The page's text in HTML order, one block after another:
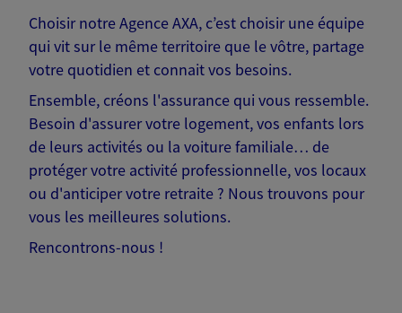
Choisir notre Agence AXA, c’est choisir une équipe
qui vit sur le même territoire que le vôtre, partage
votre quotidien et connait vos besoins.
Ensemble, créons l'assurance qui vous ressemble.
Besoin d'assurer votre logement, vos enfants lors
de leurs activités ou la voiture familiale… de
protéger votre activité professionnelle, vos locaux
ou d'anticiper votre retraite ? Nous trouvons pour
vous les meilleures solutions.
Rencontrons-nous !